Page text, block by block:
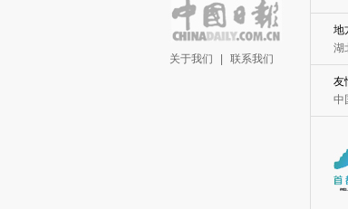
关于我们 联系我们
地
湖
友
中